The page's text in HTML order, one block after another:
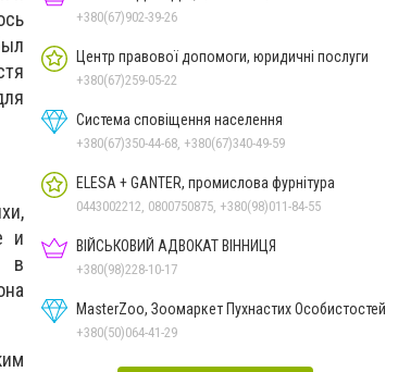
и
в
+380(67)902-39-26
Центр правової допомоги, юридичні послуги
+380(67)259-05-22
Система сповіщення населення
+380(67)350-44-68, +380(67)340-49-59
ELESA + GANTER, промислова фурнітура
0443002212, 0800750875, +380(98)011-84-55
ВІЙСЬКОВИЙ АДВОКАТ ВІННИЦЯ
+380(98)228-10-17
MasterZoo, Зоомаркет Пухнастих Особистостей
+380(50)064-41-29